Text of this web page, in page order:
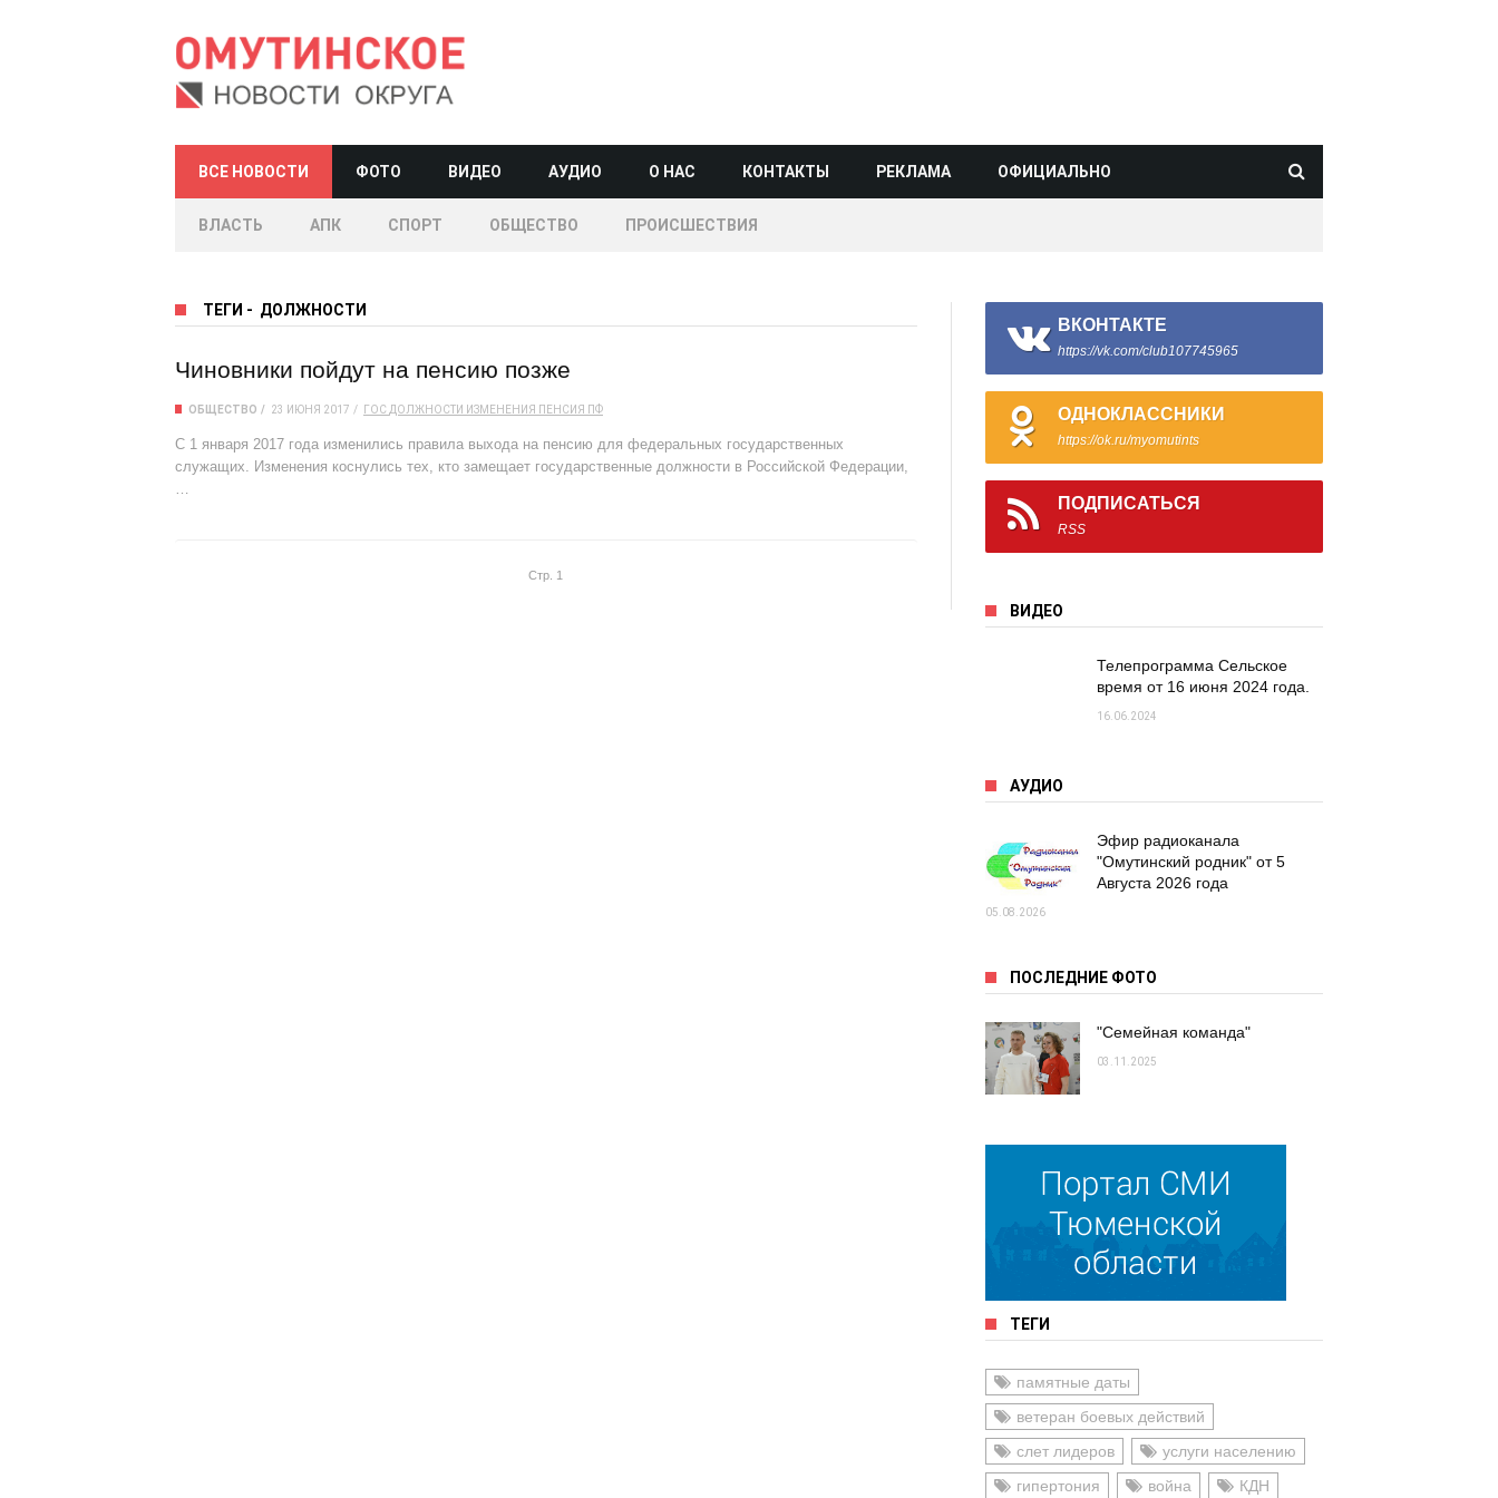
ВСЕ НОВОСТИ ФОТО ВИДЕО АУДИО О НАС КОНТАКТЫ РЕКЛАМА ОФИЦИАЛЬНО
ВЛАСТЬ АПК СПОРТ ОБЩЕСТВО ПРОИСШЕСТВИЯ
ТЕГИ - ДОЛЖНОСТИ
Чиновники пойдут на пенсию позже
ОБЩЕСТВО 23 ИЮНЯ 2017 ГОС ДОЛЖНОСТИ ИЗМЕНЕНИЯ ПЕНСИЯ ПФ
C 1 января 2017 года изменились правила выхода на пенсию для федеральных государственных
служащих. Изменения коснулись тех, кто замещает государственные должности в Российской Федерации,
…
Стр. 1
ВКОНТАКТЕ
https://vk.com/club107745965
ОДНОКЛАССНИКИ
https://ok.ru/myomutints
ПОДПИСАТЬСЯ
RSS
ВИДЕО
Телепрограмма Сельское
время от 16 июня 2024 года.
16.06.2024
АУДИО
Эфир радиоканала
"Омутинский родник" от 5
Августа 2026 года
05.08.2026
ПОСЛЕДНИЕ ФОТО
"Семейная команда"
03.11.2025
ТЕГИ
памятные даты
ветеран боевых действий
слет лидеров
услуги населению
гипертония
война КДН